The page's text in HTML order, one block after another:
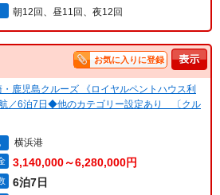
朝12回、昼11回、夜12回
お気に入りに登録
・鹿児島クルーズ 《ロイヤルペントハウス利
／6泊7日◆他のカテゴリー設定あり 〔クル
横浜港
3,140,000～6,280,000円
6泊7日